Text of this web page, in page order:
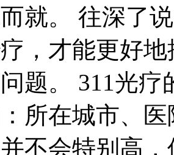
就。 往深了
，才能更好
题。 311光
所在城市、
不会特别高